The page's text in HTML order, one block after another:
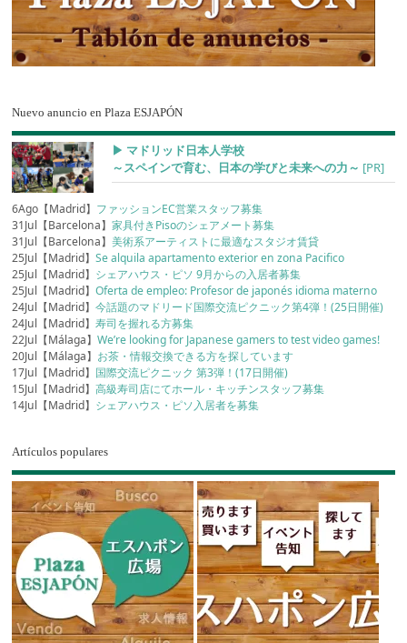
Nuevo anuncio en Plaza ESJAPÓN
▶︎ マドリッド日本人学校
～スペインで育む、日本の学びと未来への力～ [PR]
6Ago【Madrid】 ファッションEC営業スタッフ募集
31Jul【Barcelona】家具付きPisoのシェアメート募集
31Jul【Barcelona】美術系アーティストに最適なスタジオ賃貸
25Jul【Madrid】Se alquila apartamento exterior en zona Pacifico
25Jul【Madrid】 シェアハウス・ピソ 9月からの入居者募集
25Jul【Madrid】Oferta de empleo: Profesor de japonés idioma materno
24Jul【Madrid】今話題のマドリード国際交流ピクニック第4弾！(25日開催)
24Jul【Madrid】寿司を握れる方募集
22Jul【Málaga】We’re looking for Japanese gamers to test video games!
20Jul【Málaga】 お茶・情報交換できる方を探しています
17Jul【Madrid】 国際交流ピクニック 第3弾！(17日開催)
15Jul【Madrid】高級寿司店にてホール・キッチンスタッフ募集
14Jul【Madrid】 シェアハウス・ピソ入居者を募集
Artículos populares